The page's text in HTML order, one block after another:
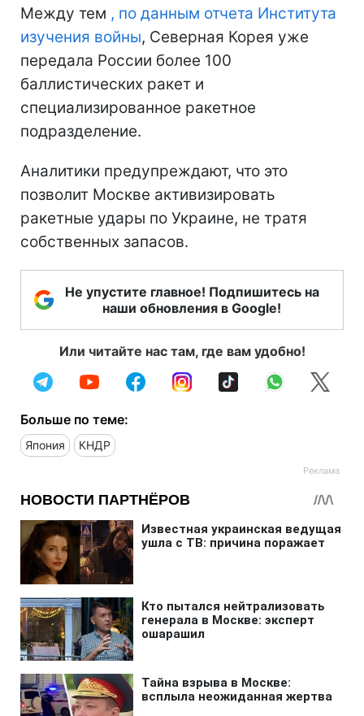
Между тем , по данным отчета Института
изучения войны, Северная Корея уже
передала России более 100
баллистических ракет и
специализированное ракетное
подразделение.
Аналитики предупреждают, что это
позволит Москве активизировать
ракетные удары по Украине, не тратя
собственных запасов.
Не упустите главное! Подпишитесь на
наши обновления в Google!
Или читайте нас там, где вам удобно!
Больше по теме:
Япония КНДР